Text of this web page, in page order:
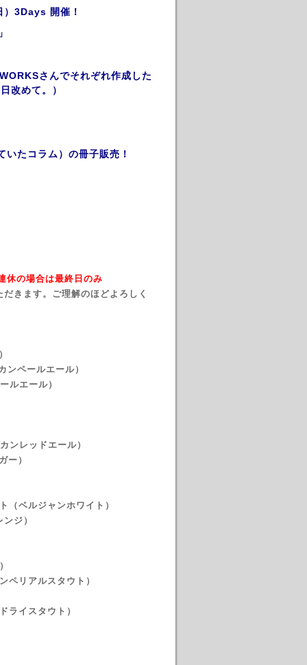
3Days 開催！
さんでそれぞれ作成した
改めて。）
いたコラム）の冊子販売！
の場合は最終日のみ
だきます。ご理解のほどよろしく
ペールエール）
エール）
レッドエール）
ー）
ベルジャンホワイト）
ジ）
リアルスタウト）
ライスタウト）